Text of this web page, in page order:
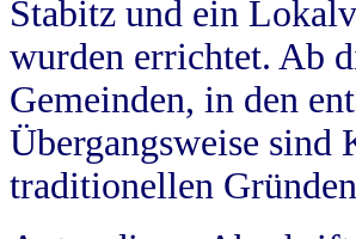
Stabitz und ein
wurden errichtet. Ab
Gemeinden, in den
Übergangsweise sind
traditionellen